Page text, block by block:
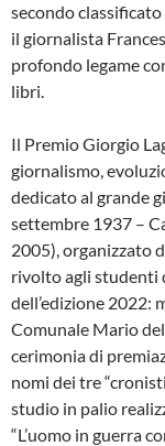
secondo
il giornalista
profondo legame
libri.
Il Premio Giorgio
giornalismo,
dedicato al grande
settembre 1937 –
2005), organizzato
rivolto agli studenti
dell’edizione 2022:
Comunale Mario
cerimonia di
nomi dei tre
studio in palio
“L’uomo in guerra